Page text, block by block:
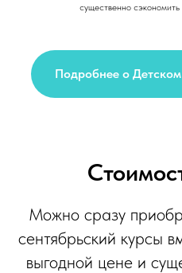
существенно сэкономить
Подробнее о
Можно сразу
сентябрьский курсы
выгодной цене и